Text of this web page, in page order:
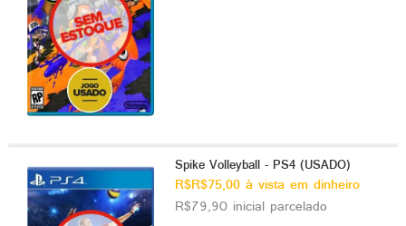
Spike Volleyball - PS4 (USADO)
R$R$75,00 à vista em dinheiro
R$79,90 inicial parcelado